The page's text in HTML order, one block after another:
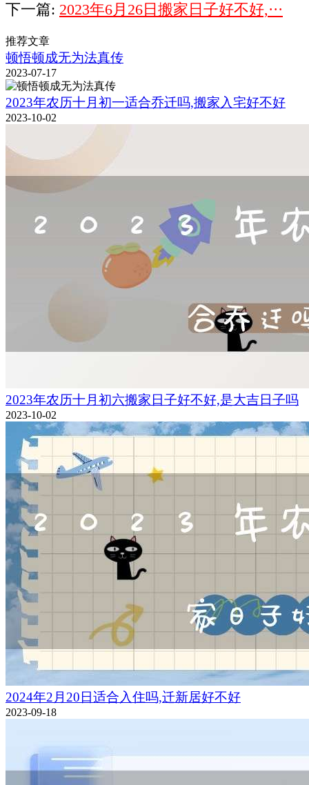
下一篇: 2023年6月26日搬家日子好不好,···
推荐文章
顿悟顿成无为法真传
2023-07-17
2023年农历十月初一适合乔迁吗,搬家入宅好不好
2023-10-02
2023年农历十月初六搬家日子好不好,是大吉日子吗
2023-10-02
2024年2月20日适合入住吗,迁新居好不好
2023-09-18